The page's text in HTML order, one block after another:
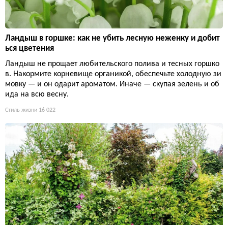
Ландыш в горшке: как не убить лесную неженку и добит
ься цветения
Ландыш не прощает любительского полива и тесных горшко
в. Накормите корневище органикой, обеспечьте холодную зи
мовку — и он одарит ароматом. Иначе — скупая зелень и об
ида на всю весну.
Стиль жизни 16 022